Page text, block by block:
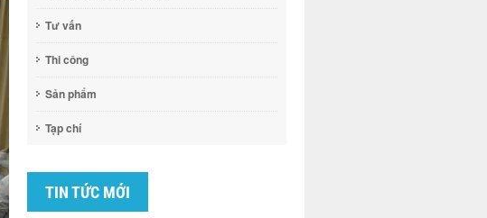
Tư vấn
Thi công
Sản phẩm
Tạp chí
TIN TỨC MỚI